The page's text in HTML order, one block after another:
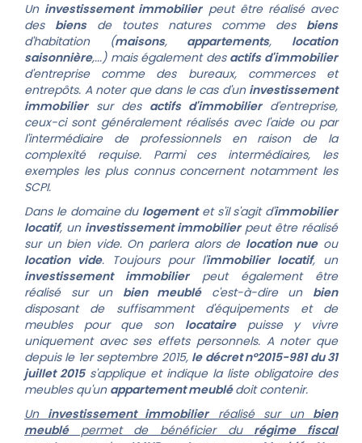
Un investissement immobilierpeut être réalisé avec
des biensde toutes natures comme des biens
d'habitation (maisons, appartements, location
saisonnière,...) mais également des actifs d'immobilier
d'entreprise comme des bureaux, commerces et
entrepôts. A noter que dans le cas d'un investissement
immobilier sur des actifs d'immobilierd'entreprise,
ceux-ci sont généralement réalisés avec l'aide ou par
l'intermédiaire de professionnels en raison de la
complexité requise. Parmi ces intermédiaires, les
exemples les plus connus concernent notamment les
SCPI.
Dans le domaine du logementet s'il s'agit d'immobilier
locatif, un investissement immobilierpeut être réalisé
sur un bien vide. On parlera alors de location nueou
location vide. Toujours pour l'immobilier locatif, un
investissement immobilierpeut également être
réalisé sur un bien meubléc'est-à-dire un bien
disposant de suffisamment d'équipements et de
meubles pour que son locatairepuisse y vivre
uniquement avec ses effets personnels. A noter que
depuis le 1er septembre 2015, le décret n°2015-981 du 31
juillet 2015 s'applique et indique la liste obligatoire des
meubles qu'un appartement meublédoit contenir.
Un investissement immobilierréalisé sur un bien
meublépermet de bénéficier du régime fiscal